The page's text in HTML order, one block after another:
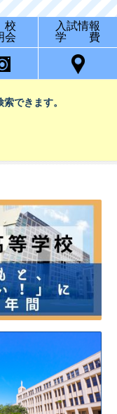
会
入試情報
学 費
できます。